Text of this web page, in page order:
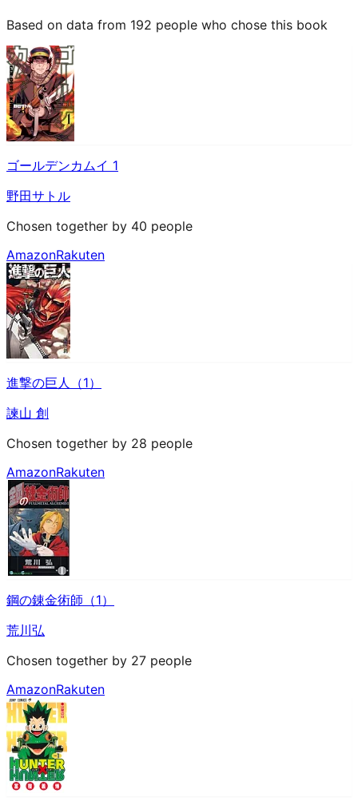
Based on data from 192 people who chose this book
ゴールデンカムイ 1
野田サトル
Chosen together by 40 people
AmazonRakuten
進撃の巨人（1）
諫山 創
Chosen together by 28 people
AmazonRakuten
鋼の錬金術師（1）
荒川弘
Chosen together by 27 people
AmazonRakuten